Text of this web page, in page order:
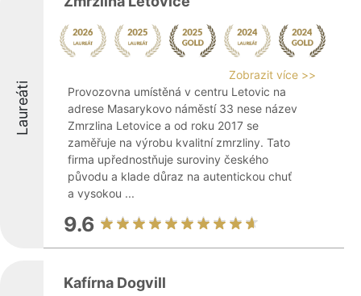
Laureáti
Zobrazit více >>
Provozovna umístěná v centru Letovic na
adrese Masarykovo náměstí 33 nese název
Zmrzlina Letovice a od roku 2017 se
zaměřuje na výrobu kvalitní zmrzliny. Tato
firma upřednostňuje suroviny českého
původu a klade důraz na autentickou chuť
a vysokou ...
9.6
Kafírna Dogvill